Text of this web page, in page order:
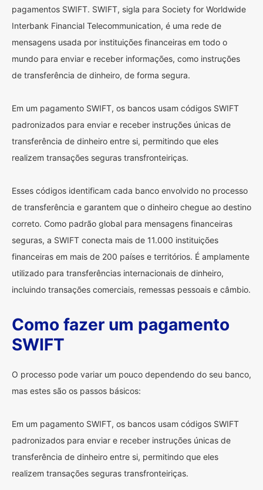
pagamentos SWIFT. SWIFT, sigla para Society for Worldwide
Interbank Financial Telecommunication, é uma rede de
mensagens usada por instituições financeiras em todo o
mundo para enviar e receber informações, como instruções
de transferência de dinheiro, de forma segura.
Em um pagamento SWIFT, os bancos usam códigos SWIFT
padronizados para enviar e receber instruções únicas de
transferência de dinheiro entre si, permitindo que eles
realizem transações seguras transfronteiriças.
Esses códigos identificam cada banco envolvido no processo
de transferência e garantem que o dinheiro chegue ao destino
correto. Como padrão global para mensagens financeiras
seguras, a SWIFT conecta mais de 11.000 instituições
financeiras em mais de 200 países e territórios. É amplamente
utilizado para transferências internacionais de dinheiro,
incluindo transações comerciais, remessas pessoais e câmbio.
Como fazer um pagamento
SWIFT
O processo pode variar um pouco dependendo do seu banco,
mas estes são os passos básicos:
Em um pagamento SWIFT, os bancos usam códigos SWIFT
padronizados para enviar e receber instruções únicas de
transferência de dinheiro entre si, permitindo que eles
realizem transações seguras transfronteiriças.